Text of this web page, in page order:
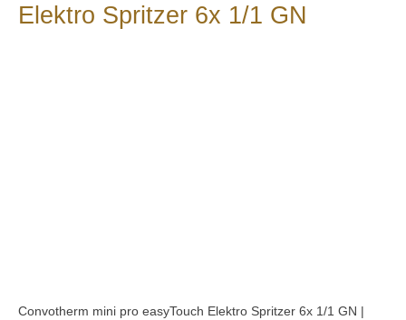
Elektro Spritzer 6x 1/1 GN
Convotherm mini pro easyTouch Elektro Spritzer 6x 1/1 GN |